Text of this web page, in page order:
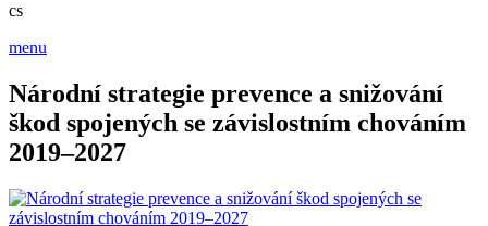
cs
menu
Národní strategie prevence a snižování
škod spojených se závislostním chováním
2019–2027